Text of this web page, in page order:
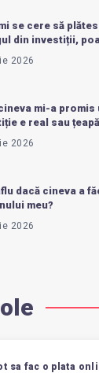
se cere să
din investiții,
2026
mi-a
e real sau
2026
dacă cineva a
meu?
2026
sa fac o plata